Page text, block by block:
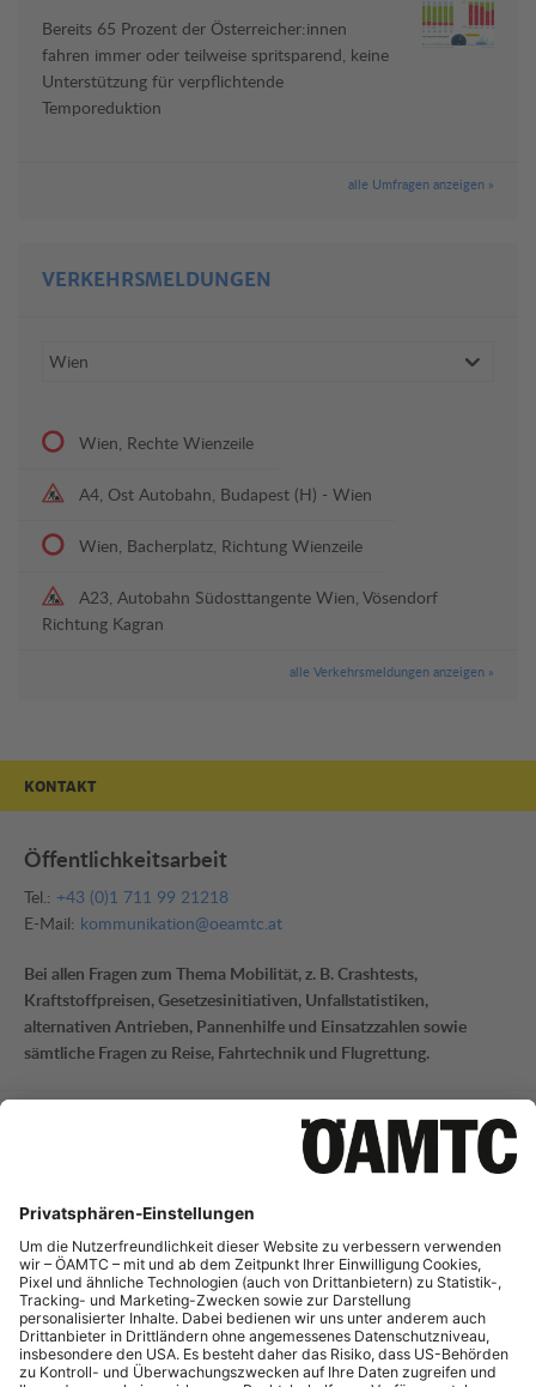
Bereits 65 Prozent der Österreicher:innen
fahren immer oder teilweise spritsparend, keine
Unterstützung für verpflichtende
Temporeduktion
alle Umfragen anzeigen »
VERKEHRSMELDUNGEN
Wien, Rechte Wienzeile
A4, Ost Autobahn, Budapest (H) - Wien
Wien, Bacherplatz, Richtung Wienzeile
A23, Autobahn Südosttangente Wien, Vösendorf
Richtung Kagran
alle Verkehrsmeldungen anzeigen »
KONTAKT
Öffentlichkeitsarbeit
Tel.: +43 (0)1 711 99 21218
E-Mail: kommunikation@oeamtc.at
Bei allen Fragen zum Thema Mobilität, z. B. Crashtests,
Kraftstoffpreisen, Gesetzesinitiativen, Unfallstatistiken,
alternativen Antrieben, Pannenhilfe und Einsatzzahlen sowie
sämtliche Fragen zu Reise, Fahrtechnik und Flugrettung.
E-Mail:
mi-presse@oeamtc.at
Bei Fragen zur aktuellen Verkehrslage und Straßeninfrastruktur
sowie Telematik.